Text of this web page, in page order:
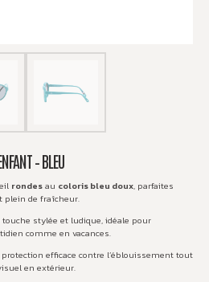
– BLEU
rondesau coloris bleu doux, parfaites
plein de fraîcheur.
stylée et ludique, idéale pour
comme en vacances.
efficace contre l’éblouissement tout
en extérieur.